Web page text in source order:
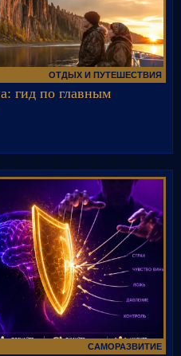
ОТДЫХ И ПУТЕШЕСТВИЯ
гид по главным
САМОРАЗВИТИЕ